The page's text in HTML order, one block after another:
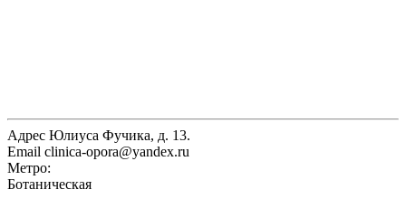
Адрес Юлиуса Фучика, д. 13.
Email clinica-opora@yandex.ru
Метро:
Ботаническая